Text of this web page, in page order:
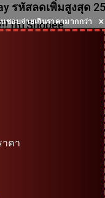
รหัสลดเพิ่มสูงสุด
กับ Shopee
ที่ Picodi.com
และแบรนด์อื่น ๆ
Picodi
บ้าง
ชอบจ่ายเกินราคามากกว่า ×
าคา